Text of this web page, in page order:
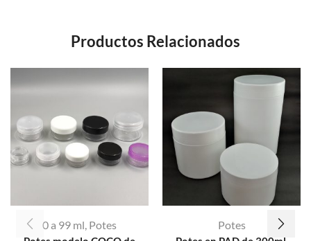
Productos Relacionados
0 a 99 ml, Potes Potes